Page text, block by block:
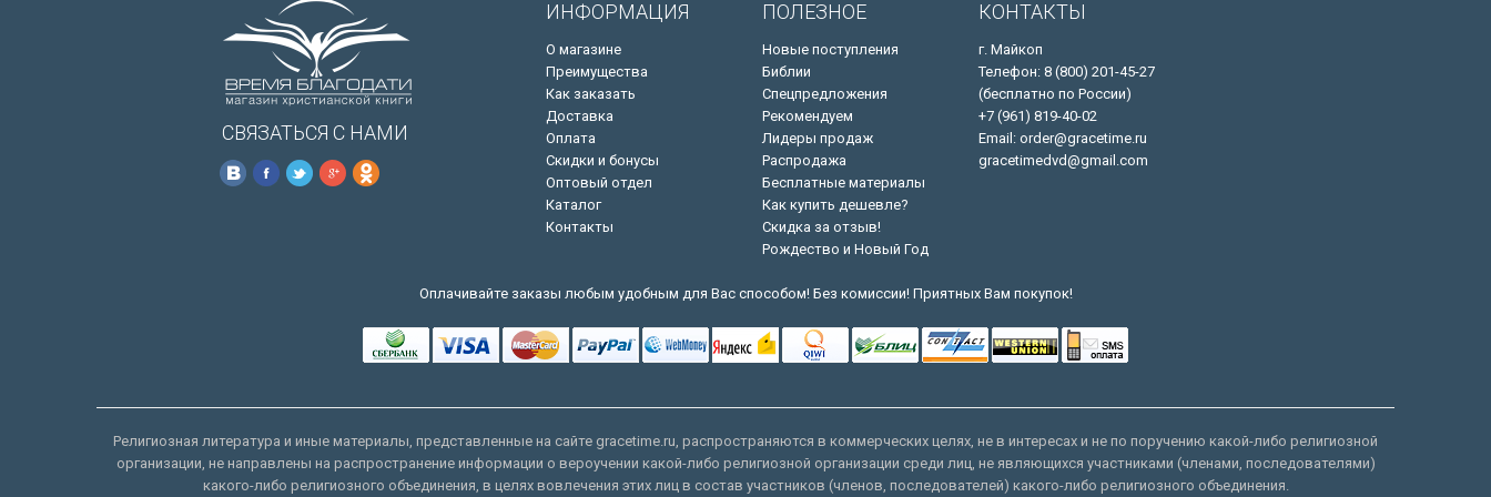
СВЯЗАТЬСЯ С НАМИ
ИНФОРМАЦИЯ
О магазине
Преимущества
Как заказать
Доставка
Оплата
Скидки и бонусы
Оптовый отдел
Каталог
Контакты
ПОЛЕЗНОЕ
Новые поступления
Библии
Спецпредложения
Рекомендуем
Лидеры продаж
Распродажа
Бесплатные материалы
Как купить дешевле?
Скидка за отзыв!
Рождество и Новый Год
КОНТАКТЫ
г. Майкоп
Телефон: 8 (800) 201-45-27
(бесплатно по России)
+7 (961) 819-40-02
Email: order@gracetime.ru
gracetimedvd@gmail.com
Оплачивайте заказы любым удобным для Вас способом! Без комиссии! Приятных Вам покупок!
Религиозная литература и иные материалы, представленные на сайте gracetime.ru, распространяются в коммерческих целях, не в интересах и не по поручению какой-либо религиозной
организации, не направлены на распространение информации о вероучении какой-либо религиозной организации среди лиц, не являющихся участниками (членами, последователями)
какого-либо религиозного объединения, в целях вовлечения этих лиц в состав участников (членов, последователей) какого-либо религиозного объединения.